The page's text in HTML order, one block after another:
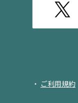
ご利用規約